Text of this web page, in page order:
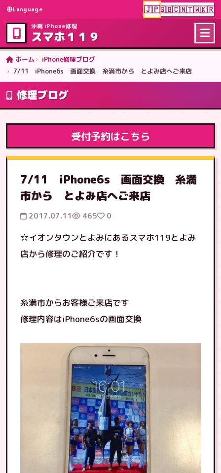
Language 🇯🇵🇬🇧🇨🇳🇹🇼🇰🇷
沖縄 iPhone修理
スマホ１１９
ホーム
iPhone修理ブログ
7/11 iPhone6s 画面交換 糸満市から とよみ店へご来店
修理ブログ
受付予約はこちら
7/11 iPhone6s 画面交換 糸満
市から とよみ店へご来店
2017.07.11 465 0
☆イオンタウンとよみにあるスマホ119とよみ
店から修理のご紹介です！
糸満市からお客様ご来店です
修理内容はiPhone6sの画面交換